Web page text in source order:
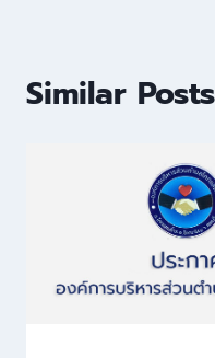
Similar Posts